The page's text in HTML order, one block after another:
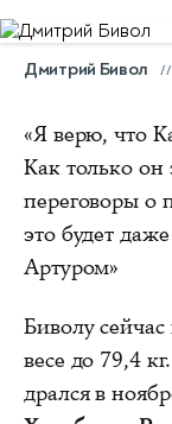
Дмитрий Бивол
«Я верю, что
Как только он
переговоры о
это будет
Артуром»
Биволу
весе до 79,4
дрался в